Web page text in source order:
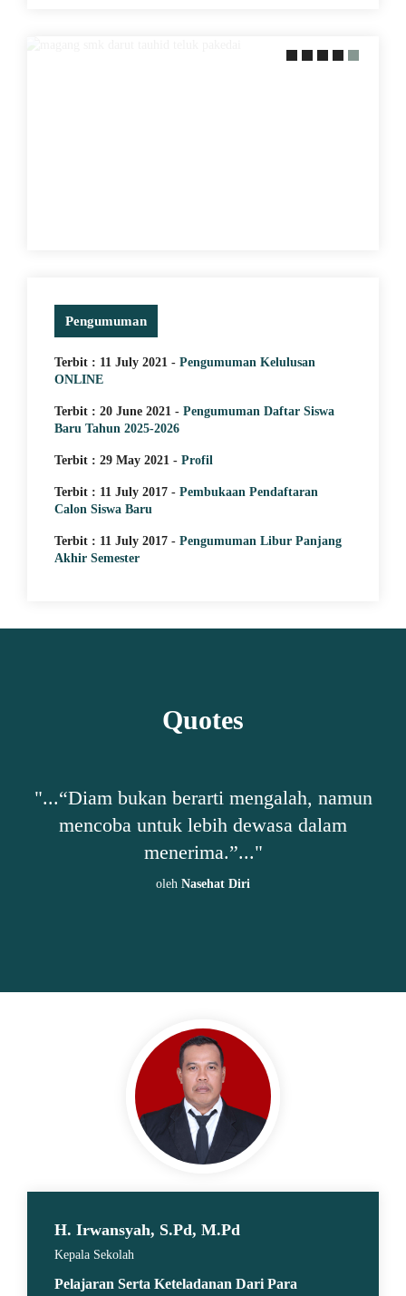
Pengumuman
Terbit : 11 July 2021 - Pengumuman Kelulusan
ONLINE
Terbit : 20 June 2021 - Pengumuman Daftar Siswa
Baru Tahun 2025-2026
Terbit : 29 May 2021 - Profil
Terbit : 11 July 2017 - Pembukaan Pendaftaran
Calon Siswa Baru
Terbit : 11 July 2017 - Pengumuman Libur Panjang
Akhir Semester
Quotes
bukan berarti mengalah, namun
untuk lebih dewasa dalam
menerima.”..."
Nasehat Diri
H. Irwansyah, S.Pd, M.Pd
Kepala Sekolah
Pelajaran Serta Keteladanan Dari Para